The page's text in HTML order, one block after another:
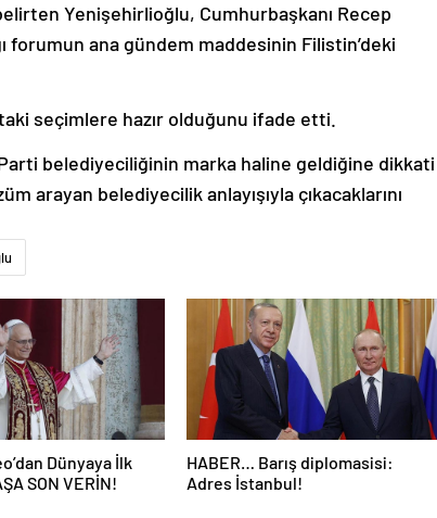
Yenişehirlioğlu, Cumhurbaşkanı Recep
forumun ana gündem maddesinin Filistin’deki
seçimlere hazır olduğunu ifade etti.
belediyeciliğinin marka haline geldiğine dikkati
arayan belediyecilik anlayışıyla çıkacaklarını
Dünyaya İlk
SON VERİN!
HABER… Barış diplomasisi:
Adres İstanbul!